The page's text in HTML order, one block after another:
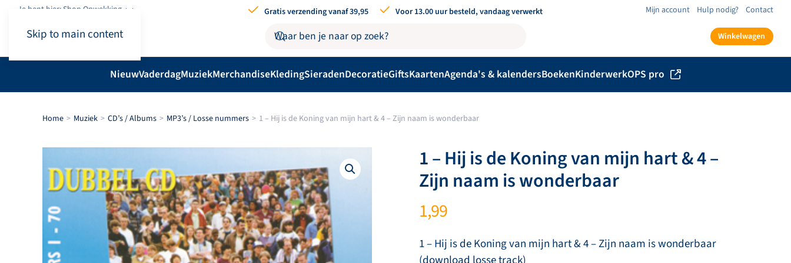
Skip to main content
Je bent hier: Shop.Opwekking Gratis verzending vanaf 39,95 Voor 13.00 uur besteld, vandaag verwerkt Mijn account Hulp nodig? Contact
Winkelwagen
NieuwVaderdagMuziekMerchandiseKledingSieradenDecoratieGiftsKaartenAgenda's & kalendersBoekenKinderwerkOPS pro
Home Muziek CD’s / Albums MP3’s / Losse nummers 1 – Hij is de Koning van mijn hart & 4 – Zijn naam is wonderbaar
1 – Hij is de Koning van mijn hart & 4 –
Zijn naam is wonderbaar
1,99
1 – Hij is de Koning van mijn hart & 4 – Zijn naam is wonderbaar